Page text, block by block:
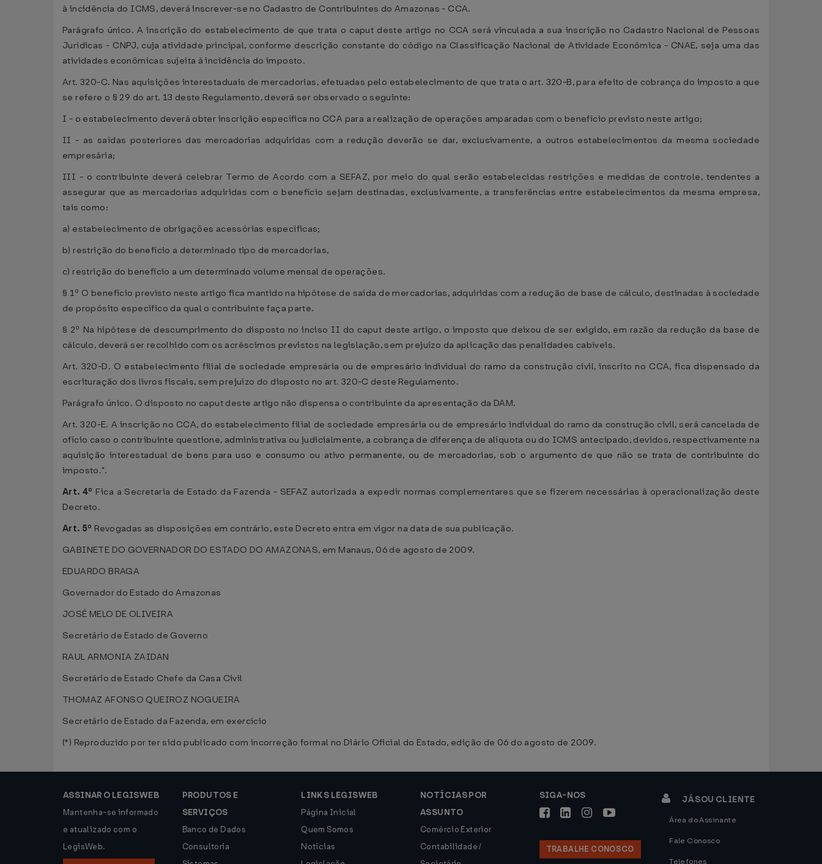
à incidência do ICMS, deverá inscrever-se no Cadastro de Contribuintes do Amazonas - CCA.
Parágrafo único. A inscrição do estabelecimento de que trata o caput deste artigo no CCA será vinculada a sua inscrição no Cadastro Nacional de Pessoas
Jurídicas - CNPJ, cuja atividade principal, conforme descrição constante do código na Classificação Nacional de Atividade Econômica - CNAE, seja uma das
atividades econômicas sujeita à incidência do imposto.
Art. 320-C. Nas aquisições interestaduais de mercadorias, efetuadas pelo estabelecimento de que trata o art. 320-B, para efeito de cobrança do imposto a que
se refere o § 29 do art. 13 deste Regulamento, deverá ser observado o seguinte:
I - o estabelecimento deverá obter inscrição específica no CCA para a realização de operações amparadas com o benefício previsto neste artigo;
II - as saídas posteriores das mercadorias adquiridas com a redução deverão se dar, exclusivamente, a outros estabelecimentos da mesma sociedade
empresária;
III - o contribuinte deverá celebrar Termo de Acordo com a SEFAZ, por meio do qual serão estabelecidas restrições e medidas de controle, tendentes a
assegurar que as mercadorias adquiridas com o benefício sejam destinadas, exclusivamente, a transferências entre estabelecimentos da mesma empresa,
tais como:
a) estabelecimento de obrigações acessórias específicas;
b) restrição do benefício a determinado tipo de mercadorias,
c) restrição do benefício a um determinado volume mensal de operações.
§ 1º O benefício previsto neste artigo fica mantido na hipótese de saída de mercadorias, adquiridas com a redução de base de cálculo, destinadas à sociedade
de propósito específico da qual o contribuinte faça parte.
§ 2º Na hipótese de descumprimento do disposto no inciso II do caput deste artigo, o imposto que deixou de ser exigido, em razão da redução da base de
cálculo, deverá ser recolhido com os acréscimos previstos na legislação, sem prejuízo da aplicação das penalidades cabíveis.
Art. 320-D. O estabelecimento filial de sociedade empresária ou de empresário individual do ramo da construção civil, inscrito no CCA, fica dispensado da
escrituração dos livros fiscais, sem prejuízo do disposto no art. 320-C deste Regulamento.
Parágrafo único. O disposto no caput deste artigo não dispensa o contribuinte da apresentação da DAM.
Art. 320-E. A inscrição no CCA, do estabelecimento filial de sociedade empresária ou de empresário individual do ramo da construção civil, será cancelada de
ofício caso o contribuinte questione, administrativa ou judicialmente, a cobrança de diferença de alíquota ou do ICMS antecipado, devidos, respectivamente na
aquisição interestadual de bens para uso e consumo ou ativo permanente, ou de mercadorias, sob o argumento de que não se trata de contribuinte do
imposto.".
Art. 4º Fica a Secretaria de Estado da Fazenda - SEFAZ autorizada a expedir normas complementares que se fizerem necessárias à operacionalização deste
Decreto.
Art. 5º Revogadas as disposições em contrário, este Decreto entra em vigor na data de sua publicação.
GABINETE DO GOVERNADOR DO ESTADO DO AMAZONAS, em Manaus, 06 de agosto de 2009.
EDUARDO BRAGA
Governador do Estado do Amazonas
JOSÉ MELO DE OLIVEIRA
Secretário de Estado de Governo
RAUL ARMONIA ZAIDAN
Secretário de Estado Chefe da Casa Civil
THOMAZ AFONSO QUEIROZ NOGUEIRA
Secretário de Estado da Fazenda, em exercício
(*) Reproduzido por ter sido publicado com incorreção formal no Diário Oficial do Estado, edição de 06 do agosto de 2009.
ASSINAR O LEGISWEB
Mantenha-se informado
e atualizado com o
LegisWeb.
PRODUTOS E
SERVIÇOS
Banco de Dados
Consultoria
LINKS LEGISWEB
Página Inicial
Quem Somos
Notícias
NOTÍCIAS POR
ASSUNTO
Comércio Exterior
Contabilidade /
SIGA-NOS
TRABALHE CONOSCO
JÁ SOU CLIENTE
Área do Assinante
Fale Conosco
Telefones